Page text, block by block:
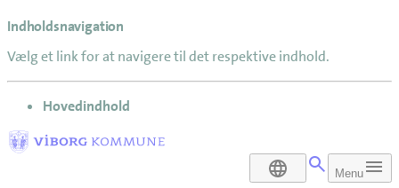
Indholdsnavigation
Vælg et link for at navigere til det respektive indhold.
gå til
Hovedindhold
DA Menu